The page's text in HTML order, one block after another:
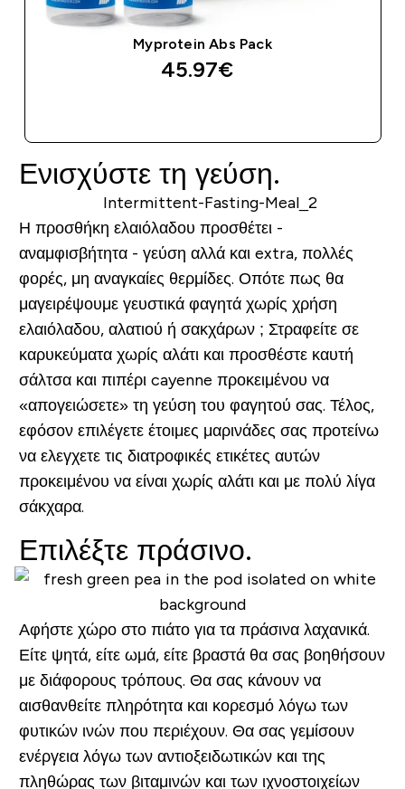
Myprotein Abs Pack
45.97€‎
Ενισχύστε τη γεύση.
Η προσθήκη ελαιόλαδου προσθέτει -
αναμφισβήτητα - γεύση αλλά και extra, πολλές
φορές, μη αναγκαίες θερμίδες. Οπότε πως θα
μαγειρέψουμε γευστικά φαγητά χωρίς χρήση
ελαιόλαδου, αλατιού ή σακχάρων ; Στραφείτε σε
καρυκεύματα χωρίς αλάτι και προσθέστε καυτή
σάλτσα και πιπέρι cayenne προκειμένου να
«απογειώσετε» τη γεύση του φαγητού σας. Τέλος,
εφόσον επιλέγετε έτοιμες μαρινάδες σας προτείνω
να ελεγχετε τις διατροφικές ετικέτες αυτών
προκειμένου να είναι χωρίς αλάτι και με πολύ λίγα
σάκχαρα.
Επιλέξτε πράσινο.
Αφήστε χώρο στο πιάτο για τα πράσινα λαχανικά.
Είτε ψητά, είτε ωμά, είτε βραστά θα σας βοηθήσουν
με διάφορους τρόπους. Θα σας κάνουν να
αισθανθείτε πληρότητα και κορεσμό λόγω των
φυτικών ινών που περιέχουν. Θα σας γεμίσουν
ενέργεια λόγω των αντιοξειδωτικών και της
πληθώρας των βιταμινών και των ιχνοστοιχείων